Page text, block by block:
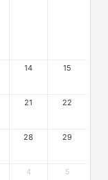
14 15
21 22
28 29
4 5